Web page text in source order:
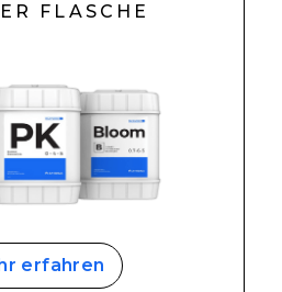
FLASCHE
erfahren